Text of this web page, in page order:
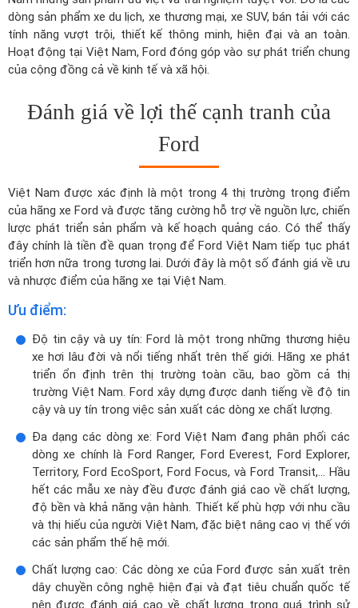
dòng sản phẩm xe du lịch, xe thương mại, xe SUV, bán tải với các
tính năng vượt trội, thiết kế thông minh, hiện đại và an toàn.
Hoạt động tại Việt Nam, Ford đóng góp vào sự phát triển chung
của cộng đồng cả về kinh tế và xã hội.
Đánh giá về lợi thế cạnh tranh của
Ford
Việt Nam được xác định là một trong 4 thị trường trọng điểm
của hãng xe Ford và được tăng cường hỗ trợ về nguồn lực, chiến
lược phát triển sản phẩm và kế hoạch quảng cáo. Có thể thấy
đây chính là tiền đề quan trọng để Ford Việt Nam tiếp tục phát
triển hơn nữa trong tương lai. Dưới đây là một số đánh giá về ưu
và nhược điểm của hãng xe tại Việt Nam.
Ưu điểm:
Độ tin cậy và uy tín: Ford là một trong những thương hiệu
xe hơi lâu đời và nổi tiếng nhất trên thế giới. Hãng xe phát
triển ổn định trên thị trường toàn cầu, bao gồm cả thị
trường Việt Nam. Ford xây dựng được danh tiếng về độ tin
cậy và uy tín trong việc sản xuất các dòng xe chất lượng.
Đa dạng các dòng xe: Ford Việt Nam đang phân phối các
dòng xe chính là Ford Ranger, Ford Everest, Ford Explorer,
Territory, Ford EcoSport, Ford Focus, và Ford Transit,... Hầu
hết các mẫu xe này đều được đánh giá cao về chất lượng,
độ bền và khả năng vận hành. Thiết kế phù hợp với nhu cầu
và thị hiếu của người Việt Nam, đặc biệt nâng cao vị thế với
các sản phẩm thế hệ mới.
Chất lượng cao: Các dòng xe của Ford được sản xuất trên
dây chuyền công nghệ hiện đại và đạt tiêu chuẩn quốc tế
nên được đánh giá cao về chất lượng trong quá trình sử